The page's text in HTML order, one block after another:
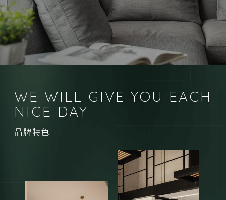
WE WILL GIVE YOU EACH
NICE DAY
品牌特色